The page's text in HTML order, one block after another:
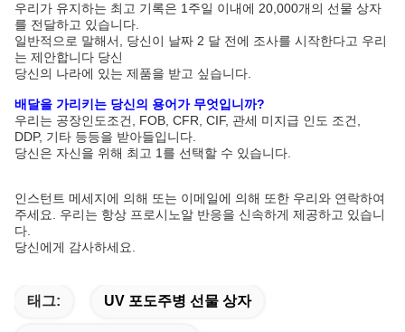
우리가 유지하는 최고 기록은 1주일 이내에 20,000개의 선물 상자
를 전달하고 있습니다.
일반적으로 말해서, 당신이 날짜 2 달 전에 조사를 시작한다고 우리
는 제안합니다 당신
당신의 나라에 있는 제품을 받고 싶습니다.
배달을 가리키는 당신의 용어가 무엇입니까?
우리는 공장인도조건, FOB, CFR, CIF, 관세 미지급 인도 조건,
DDP, 기타 등등을 받아들입니다.
당신은 자신을 위해 최고 1를 선택할 수 있습니다.
인스턴트 메세지에 의해 또는 이메일에 의해 또한 우리와 연락하여
주세요. 우리는 항상 프로시노알 반응을 신속하게 제공하고 있습니
다.
당신에게 감사하세요.
태그: UV 포도주병 선물 상자